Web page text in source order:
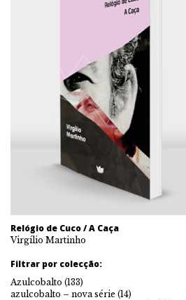
Relógio de Cuco / A Caça
Virgílio Martinho
Filtrar por colecção:
Azulcobalto (133)
azulcobalto – nova série (14)